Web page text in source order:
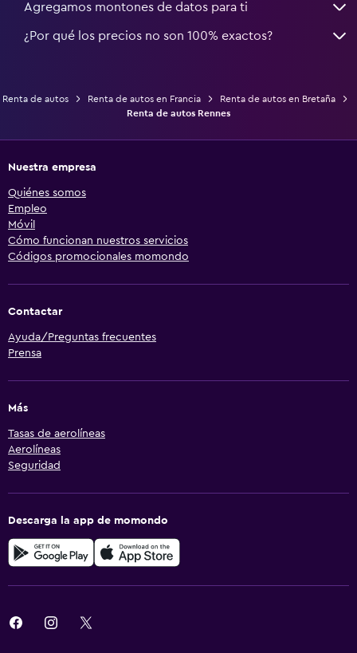
Agregamos montones de datos para ti
¿Por qué los precios no son 100% exactos?
Renta de autos Renta de autos en Francia
Renta de autos en Bretaña
Renta de autos Rennes
Nuestra empresa
Quiénes somos
Empleo
Móvil
Cómo funcionan nuestros servicios
Códigos promocionales momondo
Contactar
Ayuda/Preguntas frecuentes
Prensa
Más
Tasas de aerolíneas
Aerolíneas
Seguridad
Descarga la app de momondo